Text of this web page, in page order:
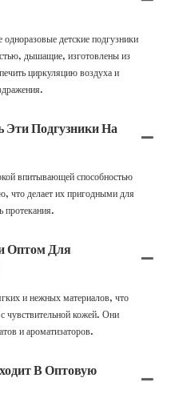
детские подгузники
дышащие, изготовлены из
циркуляцию воздуха и
Подгузники На
впитывающей способностью
что делает их пригодными для
протекания.
Оптом Для
и нежных материалов, что
чувствительной кожей. Они
и ароматизаторов.
В Оптовую